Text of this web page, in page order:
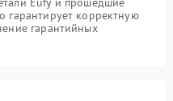
гарантирует корректную
гарантийных